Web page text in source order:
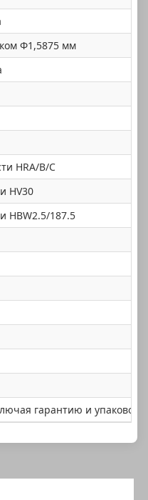
Φ1,5875 мм
HRA/B/C
HV30
HBW2.5/187.5
гарантию и